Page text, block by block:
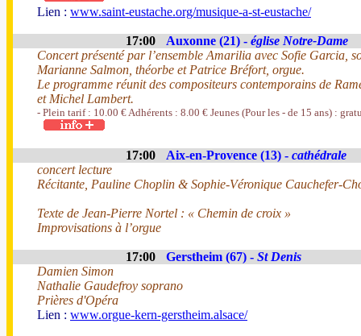
Lien : www.saint-eustache.org/musique-a-st-eustache/
17:00 Auxonne (21) - église Notre-Dame
Concert présenté par l’ensemble Amarilia avec Sofie Garcia,
Marianne Salmon, théorbe et Patrice Bréfort, orgue.
Le programme réunit des compositeurs contemporains de
et Michel Lambert.
- Plein tarif : 10.00 € Adhérents : 8.00 € Jeunes (Pour les - de 15 ans) :
17:00 Aix-en-Provence (13) - cathédrale
concert lecture
Récitante, Pauline Choplin & Sophie-Véronique Cauchefer-
Texte de Jean-Pierre Nortel : « Chemin de croix »
Improvisations à l’orgue
17:00 Gerstheim (67) - St Denis
Damien Simon
Nathalie Gaudefroy soprano
Prières d'Opéra
Lien : www.orgue-kern-gerstheim.alsace/